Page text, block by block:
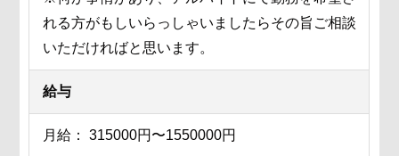
れる方がもしいらっしゃいましたらその旨ご相談
いただければと思います。
給与
月給： 315000円〜1550000円